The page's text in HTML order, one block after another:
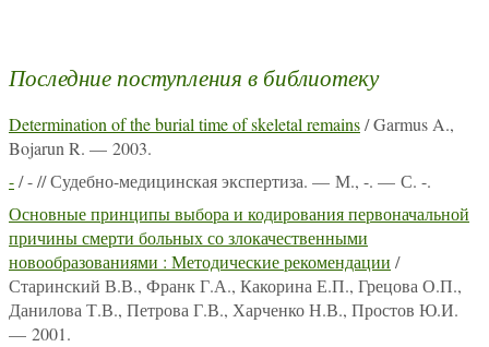
Последние поступления в библиотеку
Determination of the burial time of skeletal remains/ Garmus A.,
Bojarun R. — 2003.
-/ - // Судебно-медицинская экспертиза. — М., -. — С. -.
Основные принципы выбора и кодирования первоначальной
причины смерти больных со злокачественными
новообразованиями : Методические рекомендации /
Старинский В.В., Франк Г.А., Какорина Е.П., Грецова О.П.,
Данилова Т.В., Петрова Г.В., Харченко Н.В., Простов Ю.И.
— 2001.